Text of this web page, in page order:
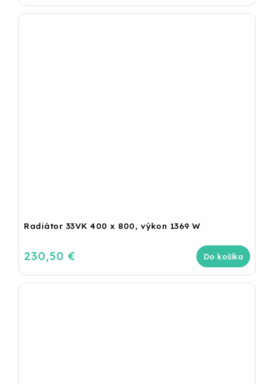
Radiátor 33VK 400 x 800, výkon 1369 W
230,50 € Do košíka